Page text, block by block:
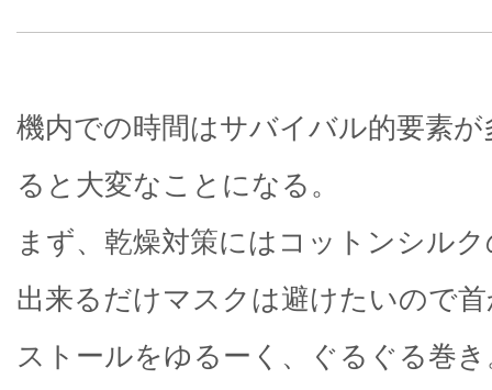
機内での時間はサバイバル的要素
ると大変なことになる。
まず、乾燥対策にはコットンシル
出来るだけマスクは避けたいので
ストールをゆるーく、ぐるぐる巻